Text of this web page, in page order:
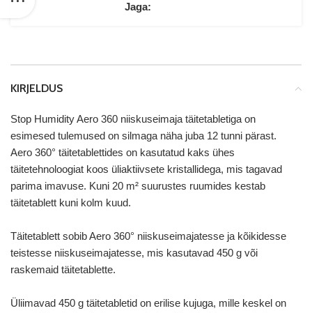
Jaga:
KIRJELDUS
Stop Humidity Aero 360 niiskuseimaja täitetabletiga on
esimesed tulemused on silmaga näha juba 12 tunni pärast.
Aero 360° täitetablettides on kasutatud kaks ühes
täitetehnoloogiat koos üliaktiivsete kristallidega, mis tagavad
parima imavuse. Kuni 20 m² suurustes ruumides kestab
täitetablett kuni kolm kuud.
Täitetablett sobib Aero 360° niiskuseimajatesse ja kõikidesse
teistesse niiskuseimajatesse, mis kasutavad 450 g või
raskemaid täitetablette.
Üliimavad 450 g täitetabletid on erilise kujuga, mille keskel on